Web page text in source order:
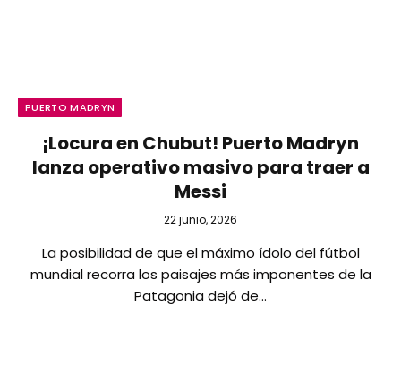
PUERTO MADRYN
¡Locura en Chubut! Puerto Madryn
lanza operativo masivo para traer a
Messi
22 junio, 2026
La posibilidad de que el máximo ídolo del fútbol
mundial recorra los paisajes más imponentes de la
Patagonia dejó de…